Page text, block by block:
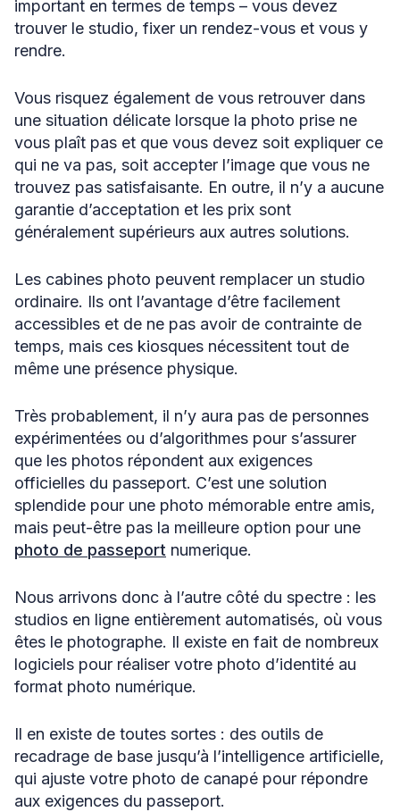
important en termes de temps – vous devez
trouver le studio, fixer un rendez-vous et vous y
rendre.
Vous risquez également de vous retrouver dans
une situation délicate lorsque la photo prise ne
vous plaît pas et que vous devez soit expliquer ce
qui ne va pas, soit accepter l’image que vous ne
trouvez pas satisfaisante. En outre, il n’y a aucune
garantie d’acceptation et les prix sont
généralement supérieurs aux autres solutions.
Les cabines photo peuvent remplacer un studio
ordinaire. Ils ont l’avantage d’être facilement
accessibles et de ne pas avoir de contrainte de
temps, mais ces kiosques nécessitent tout de
même une présence physique.
Très probablement, il n’y aura pas de personnes
expérimentées ou d’algorithmes pour s’assurer
que les photos répondent aux exigences
officielles du passeport. C’est une solution
splendide pour une photo mémorable entre amis,
mais peut-être pas la meilleure option pour une
photo de passeport numerique.
Nous arrivons donc à l’autre côté du spectre : les
studios en ligne entièrement automatisés, où vous
êtes le photographe. Il existe en fait de nombreux
logiciels pour réaliser votre photo d’identité au
format photo numérique.
Il en existe de toutes sortes : des outils de
recadrage de base jusqu’à l’intelligence artificielle,
qui ajuste votre photo de canapé pour répondre
aux exigences du passeport.